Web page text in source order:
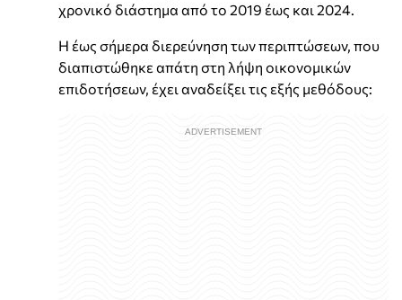
χρονικό διάστημα από το 2019 έως και 2024.
Η έως σήμερα διερεύνηση των περιπτώσεων, που
διαπιστώθηκε απάτη στη λήψη οικονομικών
επιδοτήσεων, έχει αναδείξει τις εξής μεθόδους: